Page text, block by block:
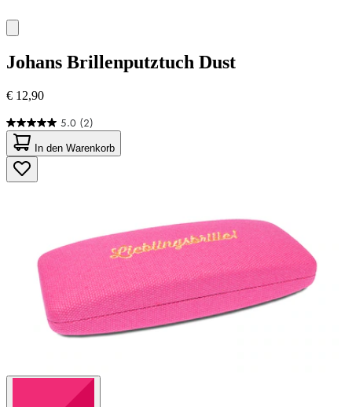
Johans Brillenputztuch Dust
€ 12,90
5.0 (2)
5.0
von
5
Sternen.
2
In den Warenkorb